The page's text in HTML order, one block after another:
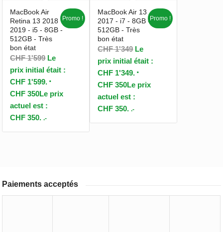
MacBook Air
Retina 13 2018
2019 - i5 - 8GB -
512GB - Très
bon état
CHF1'599 Le
prix initial était :
CHF 1'599.
CHF 350Le prix
actuel est :
CHF 350. .-
Promo !
MacBook Air 13
2017 - i7 - 8GB -
512GB - Très
bon état
CHF1'349 Le
prix initial était :
CHF 1'349.
CHF 350Le prix
actuel est :
CHF 350. .-
Promo !
Paiements acceptés